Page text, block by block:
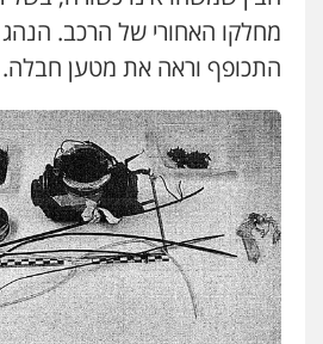
0505078733
משרד עורכי דין
פלילי אסירים
0547556464
עו"ד אילן אלימלך
פלילי פשיעה חמורה
0522992110
מחלקו האחורי של הרכב.
התכופף וראה את מטען חבלה.